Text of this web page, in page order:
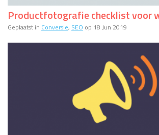
Productfotografie checklist voor
Geplaatst in Conversie, SEO op 18 Jun 2019